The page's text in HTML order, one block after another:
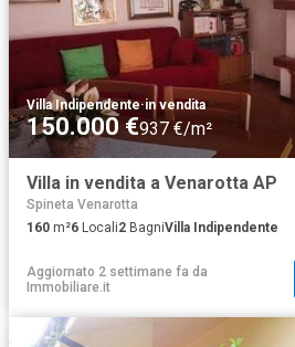
Villa Indipendente·in vendita
150.000 €937 €/m²
Villa in vendita a Venarotta AP
Spineta Venarotta
160 m²6 Locali2 BagniVilla Indipendente
Aggiornato 2 settimane fa da
Immobiliare.it